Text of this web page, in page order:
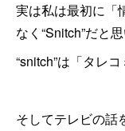
実は私は最初に「
なく“Snitch”だと思
“snitch”は「タレコ
そしてテレビの話